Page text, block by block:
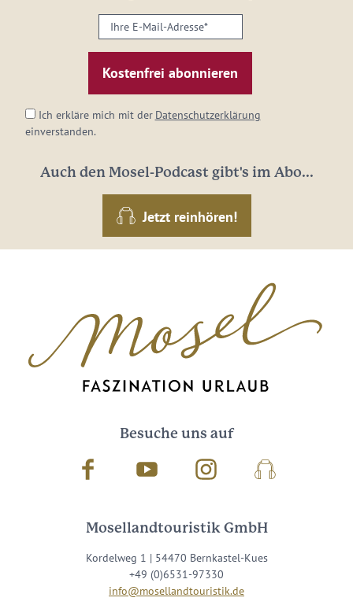
Ihre
E-
Mail-
Adresse:
Ich erkläre mich mit der Datenschutzerklärung
einverstanden.
Auch den Mosel-Podcast gibt's im Abo...
Jetzt reinhören!
Besuche uns auf
Facebook Youtube InstagramPodcast
Mosellandtouristik GmbH
Kordelweg 1 | 54470 Bernkastel-Kues
+49 (0)6531-97330
info@mosellandtouristik.de